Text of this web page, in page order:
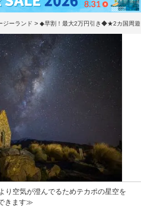
g
a
t
ジーランド > ◆早割！最大2万円引き◆★2カ国周遊
空気が澄んでるためテカポの星空を
きます≫